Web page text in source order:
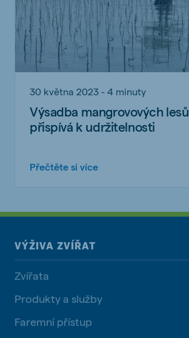
30 května 2023 - 4 minuty
Výsadba mangrovových lesů
přispívá k udržitelnosti
Přečtěte si více
VÝŽIVA ZVÍŘAT
Zvířata
Produkty a služby
Faremní přístup